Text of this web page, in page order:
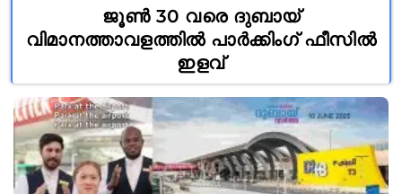
ജൂൺ 30 വരെ ദുബായ്
വിമാനത്താവളത്തിൽ പാർക്കിംഗ് ഫീസിൽ
ഇളവ്